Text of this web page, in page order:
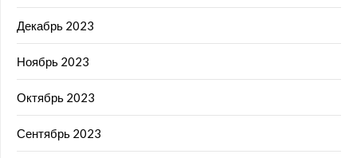
Декабрь 2023
Ноябрь 2023
Октябрь 2023
Сентябрь 2023